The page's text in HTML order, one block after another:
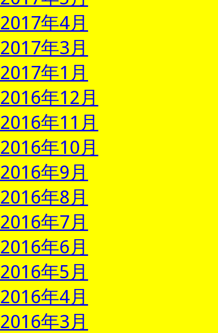
2017年4月
2017年3月
2017年1月
2016年12月
2016年11月
2016年10月
2016年9月
2016年8月
2016年7月
2016年6月
2016年5月
2016年4月
2016年3月